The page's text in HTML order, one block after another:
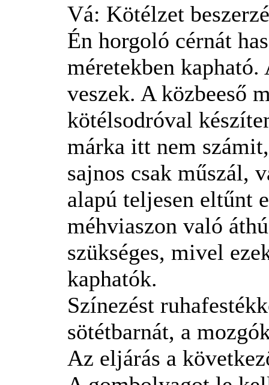
Vá: Kötélzet
Én horgoló cérnát
méretekben
veszek. A közbeeső
kötélsodróval
márka itt nem
sajnos csak műszál,
alapú teljesen eltűnt
méhviaszon való
szükséges, mivel
kaphatók.
Színezést
sötétbarnát, a
Az eljárás a